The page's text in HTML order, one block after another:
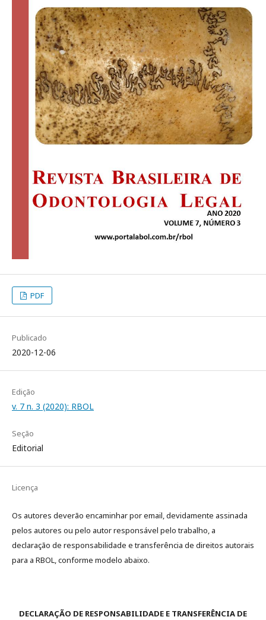
PDF
Publicado
2020-12-06
Edição
v. 7 n. 3 (2020): RBOL
Seção
Editorial
Licença
Os autores deverão encaminhar por email, devidamente assinada
pelos autores ou pelo autor responsável pelo trabalho, a
declaração de responsabilidade e transferência de direitos autorais
para a RBOL, conforme modelo abaixo.
DECLARAÇÃO DE RESPONSABILIDADE E TRANSFERÊNCIA DE